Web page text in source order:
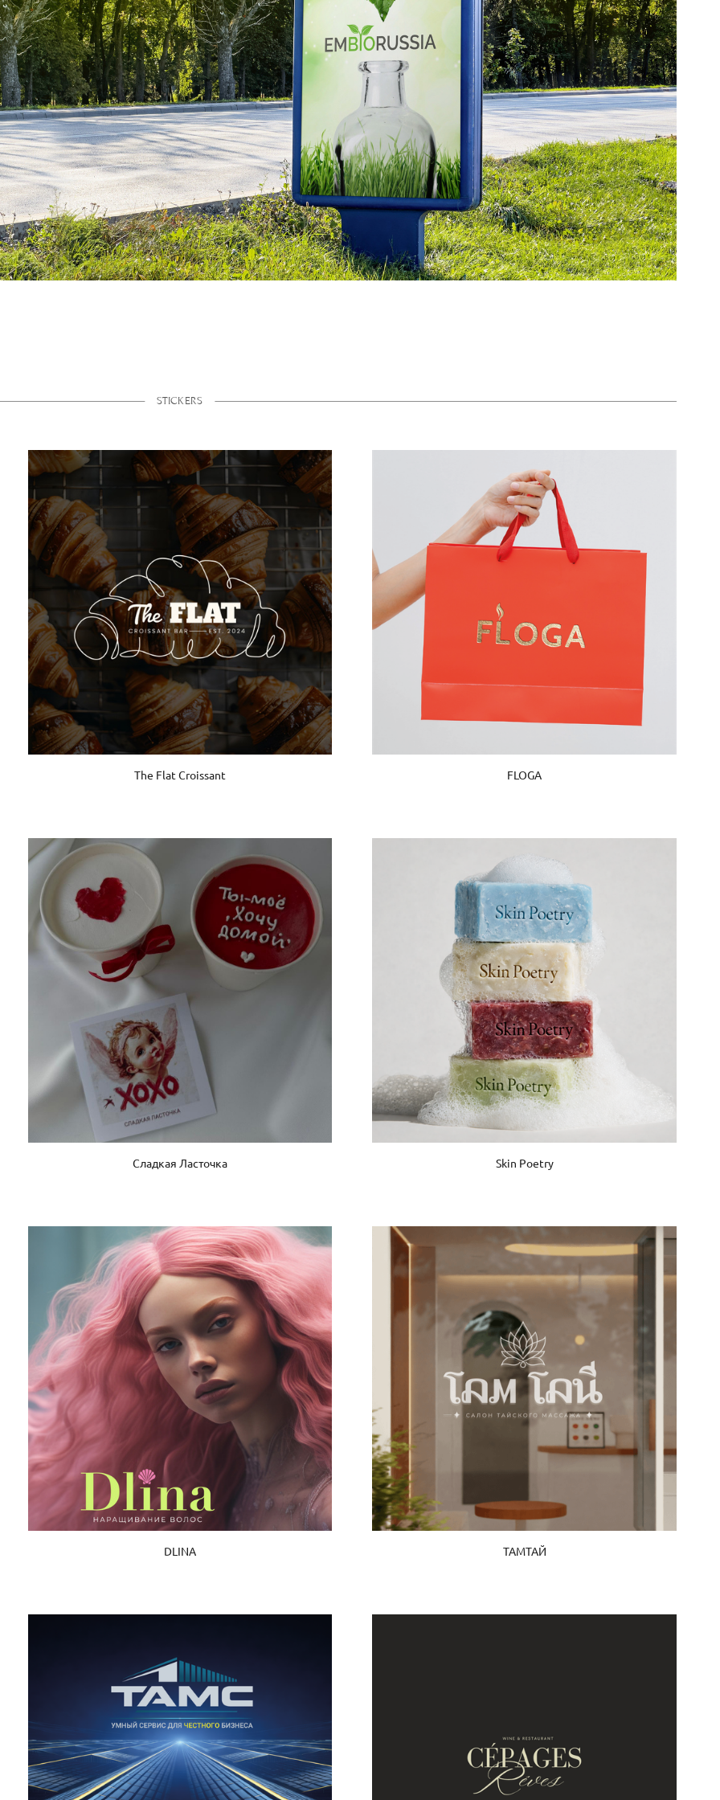
STICKERS
The Flat Croissant FLOGA
Сладкая Ласточка Skin Poetry
DLINA ТАМТАЙ